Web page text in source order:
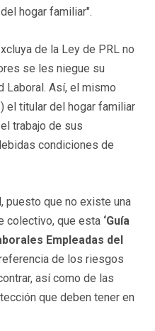
hogar familiar".
de la Ley de PRL no
se les niegue su
Laboral. Así, el mismo
el titular del hogar familiar
trabajo de sus
condiciones de
puesto que no existe una
colectivo, que esta ‘Guía
Empleadas del
de los riesgos
así como de las
que deben tener en